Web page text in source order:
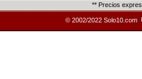
** Precios
© 2002/2022 Solo10.com